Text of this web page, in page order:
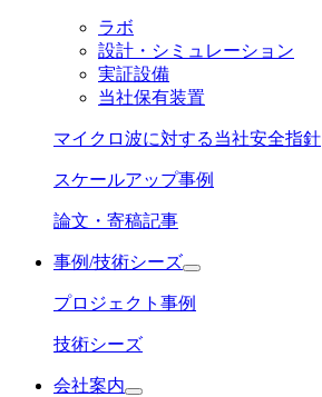
ラボ
設計・ シミュレーション
実証設備
当社保有装置
マイクロ波に対する当社安全指針
スケールアップ事例
論文・寄稿記事
事例/技術シーズ
プロジェクト事例
技術シーズ
会社案内